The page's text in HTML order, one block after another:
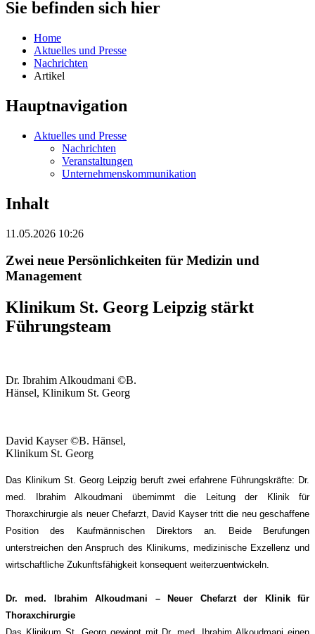
Sie befinden sich hier
Home
Aktuelles und Presse
Nachrichten
Artikel
Hauptnavigation
Aktuelles und Presse
Nachrichten
Veranstaltungen
Unternehmenskommunikation
Inhalt
11.05.2026 10:26
Zwei neue Persönlichkeiten für Medizin und
Management
Klinikum St. Georg Leipzig stärkt
Führungsteam
Dr. Ibrahim Alkoudmani ©B.
Hänsel, Klinikum St. Georg
David Kayser ©B. Hänsel,
Klinikum St. Georg
Das Klinikum St. Georg Leipzig beruft zwei erfahrene Führungskräfte: Dr.
med. Ibrahim Alkoudmani übernimmt die Leitung der Klinik für
Thoraxchirurgie als neuer Chefarzt, David Kayser tritt die neu geschaffene
Position des Kaufmännischen Direktors an. Beide Berufungen
unterstreichen den Anspruch des Klinikums, medizinische Exzellenz und
wirtschaftliche Zukunftsfähigkeit konsequent weiterzuentwickeln.
Dr. med. Ibrahim Alkoudmani – Neuer Chefarzt der Klinik für
Thoraxchirurgie